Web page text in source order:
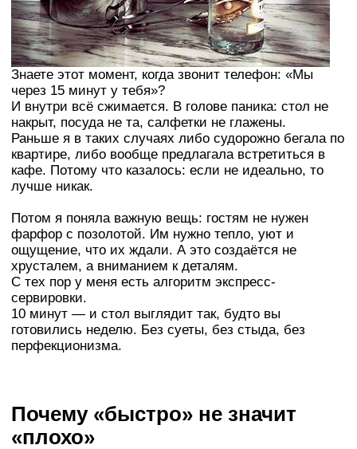
Знаете этот момент, когда звонит телефон: «Мы
через 15 минут у тебя»?
И внутри всё сжимается. В голове паника: стол не
накрыт, посуда не та, салфетки не глажены.
Раньше я в таких случаях либо судорожно бегала по
квартире, либо вообще предлагала встретиться в
кафе. Потому что казалось: если не идеально, то
лучше никак.
Потом я поняла важную вещь: гостям не нужен
фарфор с позолотой. Им нужно тепло, уют и
ощущение, что их ждали. А это создаётся не
хрусталем, а вниманием к деталям.
С тех пор у меня есть алгоритм экспресс-
сервировки.
10 минут — и стол выглядит так, будто вы
готовились неделю. Без суеты, без стыда, без
перфекционизма.
Почему «быстро» не значит
«плохо»